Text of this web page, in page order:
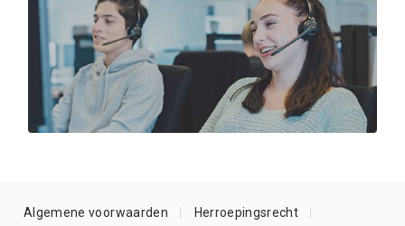
Algemene voorwaarden Herroepingsrecht